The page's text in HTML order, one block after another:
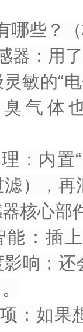
哪些？
器 ：用了
灵敏的“
气体
：内置“
），
核心部
能 ：插
影响；还
：如果